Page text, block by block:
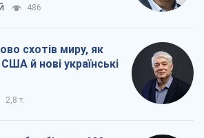
486
схотів миру, як
й нові українські
2,8 т.